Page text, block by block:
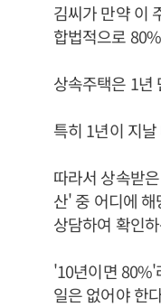
김씨가 만약 이
합법적으로
상속주택은 1년
특히 1년이 지
따라서 상속받
산' 중 어디에
상담하여 확인
'10년이면 80%'
일은 없어야 한